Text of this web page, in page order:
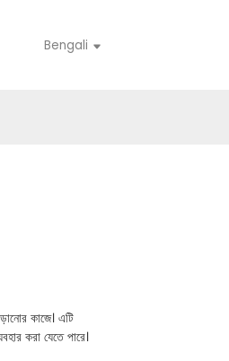
Bengali
কাজে। এটি
করা যেতে পারে।